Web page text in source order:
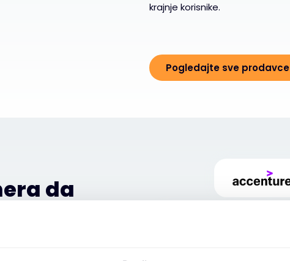
krajnje korisnike.
Pogledajte sve prodavce
da
i prošire